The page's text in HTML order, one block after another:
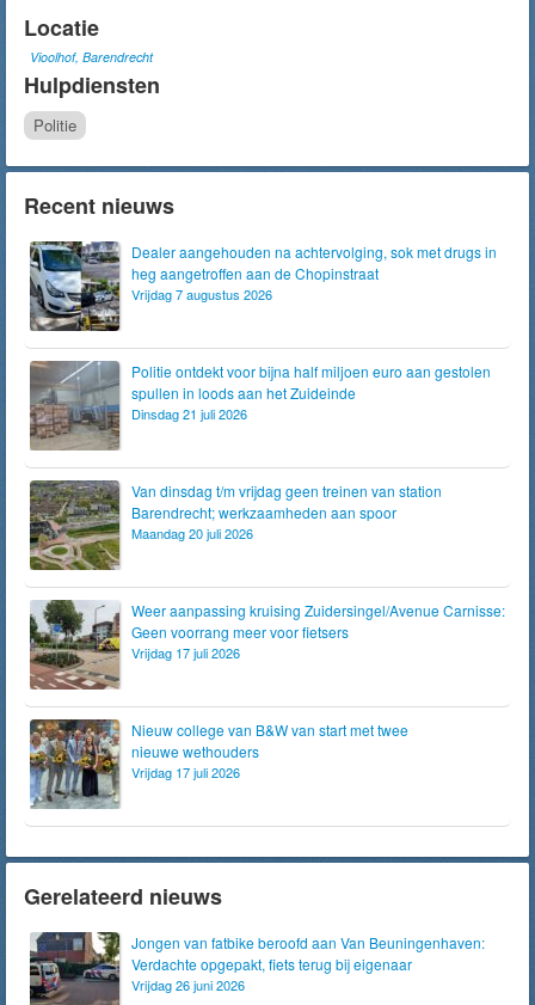
Locatie
Vioolhof, Barendrecht
Hulpdiensten
Politie
Recent nieuws
Dealer aangehouden na achtervolging, sok met drugs in
heg aangetroffen aan de Chopinstraat
Vrijdag 7 augustus 2026
Politie ontdekt voor bijna half miljoen euro aan gestolen
spullen in loods aan het Zuideinde
Dinsdag 21 juli 2026
Van dinsdag t/m vrijdag geen treinen van station
Barendrecht; werkzaamheden aan spoor
Maandag 20 juli 2026
Weer aanpassing kruising Zuidersingel/Avenue Carnisse:
Geen voorrang meer voor fietsers
Vrijdag 17 juli 2026
Nieuw college van B&W van start met twee
nieuwe wethouders
Vrijdag 17 juli 2026
Gerelateerd nieuws
Jongen van fatbike beroofd aan Van Beuningenhaven:
Verdachte opgepakt, fiets terug bij eigenaar
Vrijdag 26 juni 2026